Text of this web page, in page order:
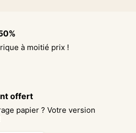
à moitié prix !
offert
papier ? Votre version